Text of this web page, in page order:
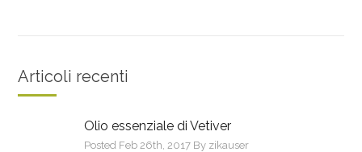
Articoli recenti
Olio essenziale di Vetiver
Posted Feb 26th, 2017 By zikauser